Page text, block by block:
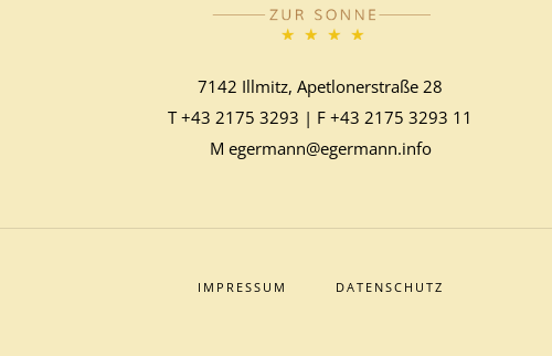
7142 Illmitz, Apetlonerstraße 28
T+43 2175 3293 | F +43 2175 3293 11
M egermann@egermann.info
IMPRESSUM DATENSCHUTZ